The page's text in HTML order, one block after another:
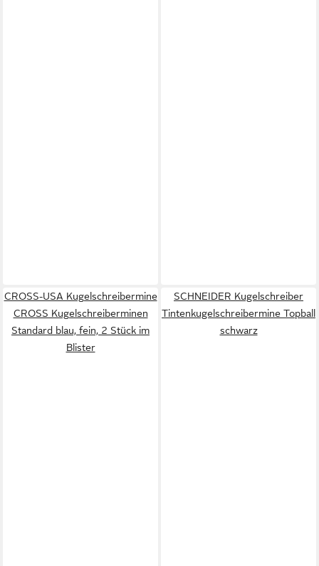
CROSS-USA Kugelschreibermine
CROSS Kugelschreiberminen
Standard blau, fein, 2 Stück im
Blister
SCHNEIDER Kugelschreiber
Tintenkugelschreibermine Topball
schwarz